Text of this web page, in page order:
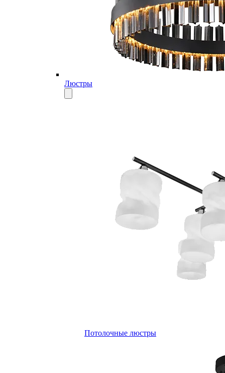
Люстры
Потолочные люстры